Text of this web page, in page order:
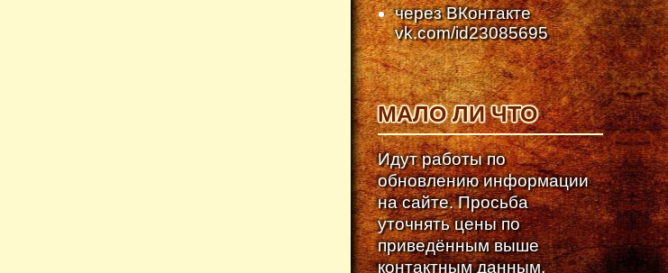
через ВКонтакте
vk.com/id23085695
МАЛО ЛИ ЧТО
Идут работы по
обновлению информации
на сайте. Просьба
уточнять цены по
приведённым выше
контактным данным.